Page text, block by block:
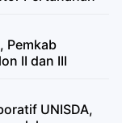
Pemkab
II dan III
UNISDA,